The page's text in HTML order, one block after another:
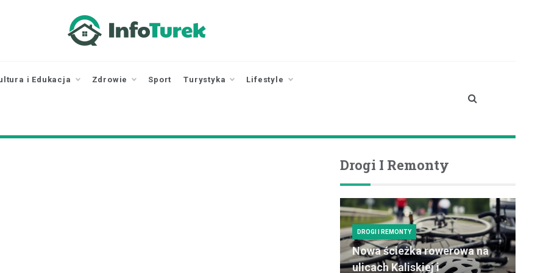
i Edukacja Zdrowie Sport Turystyka Lifestyle
Drogi I Remonty
DROGI I REMONTY
Nowa ścieżka rowerowa na
ulicach Kaliskiej i